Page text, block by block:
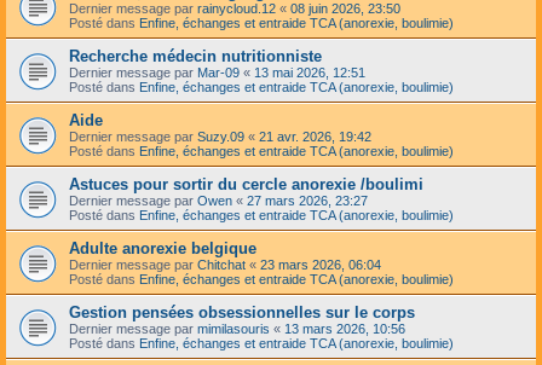
Dernier message par rainycloud.12 « 08 juin 2026, 23:50
Posté dans Enfine, échanges et entraide TCA (anorexie, boulimie)
Recherche médecin nutritionniste
Dernier message par Mar-09 « 13 mai 2026, 12:51
Posté dans Enfine, échanges et entraide TCA (anorexie, boulimie)
Aide
Dernier message par Suzy.09 « 21 avr. 2026, 19:42
Posté dans Enfine, échanges et entraide TCA (anorexie, boulimie)
Astuces pour sortir du cercle anorexie /boulimi
Dernier message par Owen « 27 mars 2026, 23:27
Posté dans Enfine, échanges et entraide TCA (anorexie, boulimie)
Adulte anorexie belgique
Dernier message par Chitchat « 23 mars 2026, 06:04
Posté dans Enfine, échanges et entraide TCA (anorexie, boulimie)
Gestion pensées obsessionnelles sur le corps
Dernier message par mimilasouris « 13 mars 2026, 10:56
Posté dans Enfine, échanges et entraide TCA (anorexie, boulimie)